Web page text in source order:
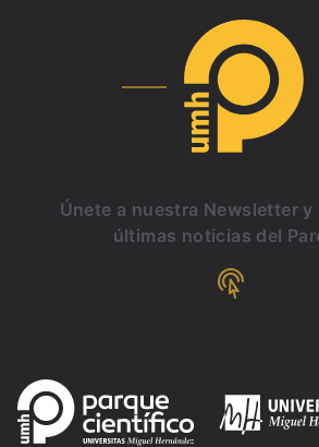
Únete a nuestra Newsletter y
últimas noticias del